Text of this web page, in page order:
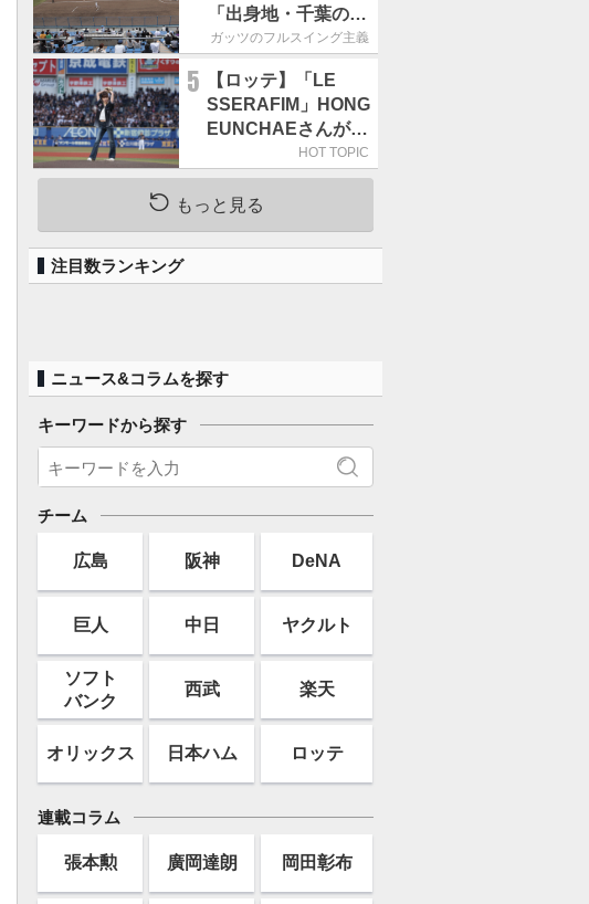
「出身地・千葉の話
の続き。昔から野球
す」
ガッツのフルスイング主義
5
【ロッテ】「LE
SSERAFIM」HONG
EUNCHAEさんが始
球式「この場に立て
て本当にうれしい」
／8月5日の西武戦
HOT TOPIC
もっと見る
注目数ランキング
ニュース&コラムを探す
キーワードから探す
チーム
広島 阪神 DeNA
巨人 中日 ヤクルト
ソフト
バンク
西武 楽天
オリックス 日本ハム ロッテ
連載コラム
張本勲 廣岡達朗 岡田彰布